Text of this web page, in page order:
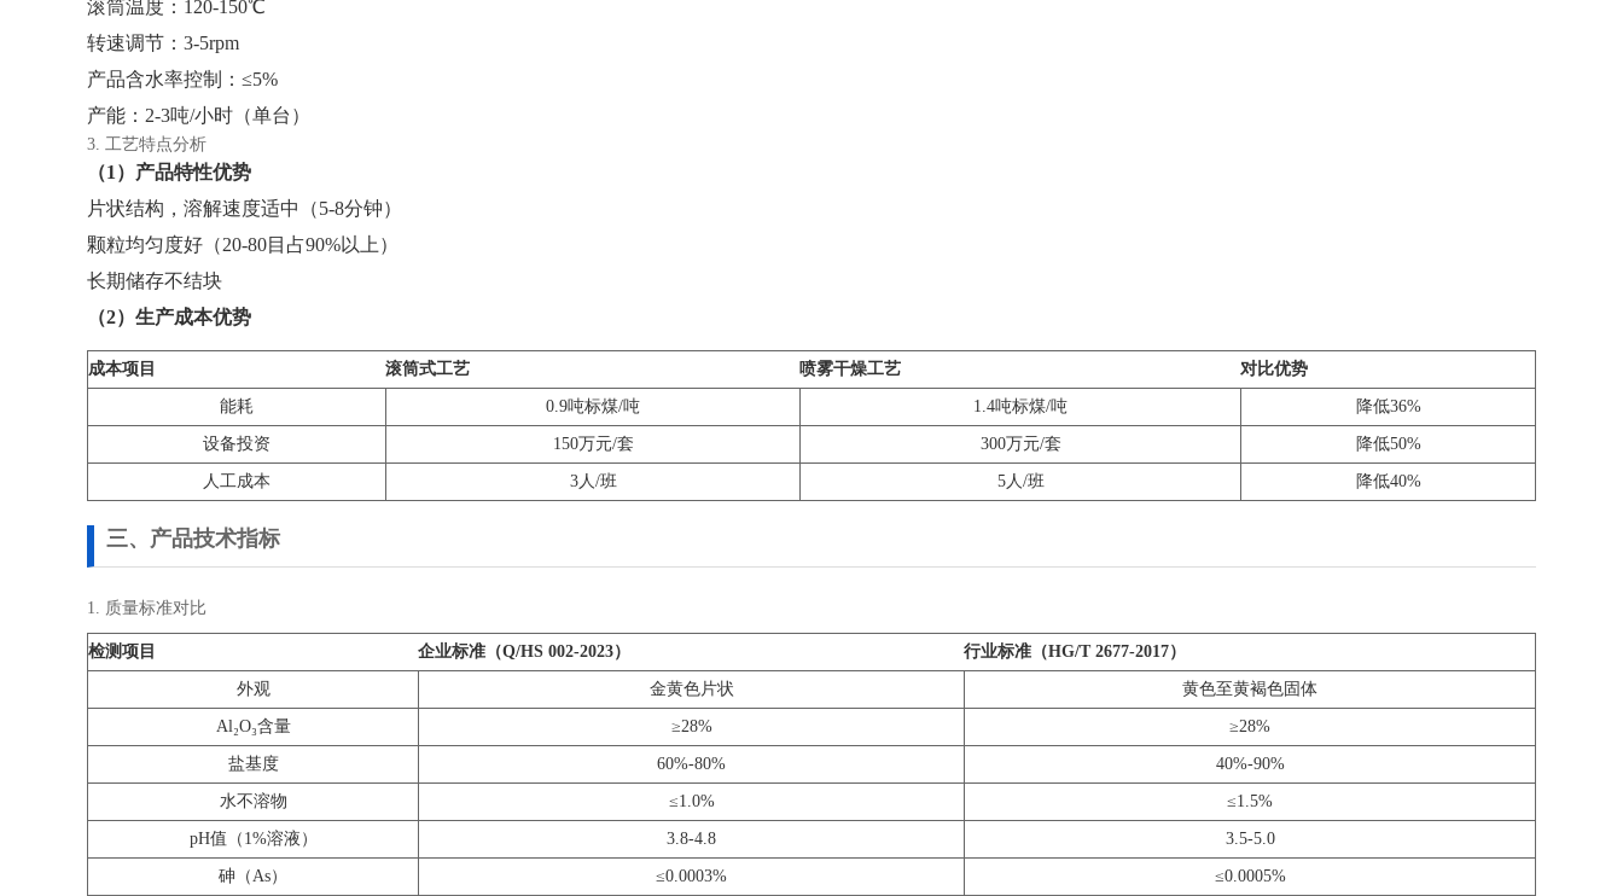
滚筒温度：120-150℃
转速调节：3-5rpm
产品含水率控制：≤5%
产能：2-3吨/小时（单台）
3. 工艺特点分析
（1）产品特性优势
片状结构，溶解速度适中（5-8分钟）
颗粒均匀度好（20-80目占90%以上）
长期储存不结块
（2）生产成本优势
成本项目 滚筒式工艺 喷雾干燥工艺 对比优势
能耗 0.9吨标煤/吨 1.4吨标煤/吨 降低36%
设备投资 150万元/套 300万元/套 降低50%
人工成本 3人/班 5人/班 降低40%
三、产品技术指标
1. 质量标准对比
检测项目 企业标准（Q/HS 002-2023） 行业标准（HG/T 2677-2017）
外观 金黄色片状 黄色至黄褐色固体
Al₂O₃含量 ≥28% ≥28%
盐基度 60%-80% 40%-90%
水不溶物 ≤1.0% ≤1.5%
pH值（1%溶液） 3.8-4.8 3.5-5.0
砷（As） ≤0.0003% ≤0.0005%